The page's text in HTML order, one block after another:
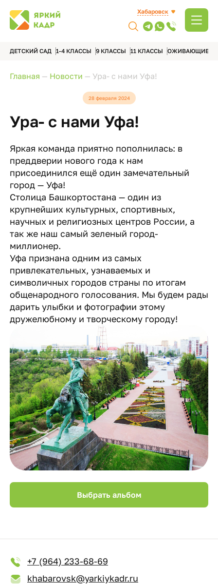
Хабаровск
ДЕТСКИЙ САД 1-4 КЛАССЫ 9 КЛАССЫ 11 КЛАССЫ ОЖИВАЮЩИЕ
Главная — Новости — Ура- с нами Уфа!
28 февраля 2024
Ура- с нами Уфа!
Яркая команда приятно пополнилась: в
преддверии нового года к нам
присоединился ещё один замечательный
город — Уфа!
Столица Башкортостана — один из
крупнейших культурных, спортивных,
научных и религиозных центров России, а
так же наш самый зеленый город-
миллионер.
Уфа признана одним из самых
привлекательных, узнаваемых и
символичных городов страны по итогам
общенародного голосования. Мы будем рады
дарить улыбки и фотографии этому
дружелюбному и творческому городу!
Выбрать альбом
+7 (964) 233-68-69
khabarovsk@yarkiykadr.ru